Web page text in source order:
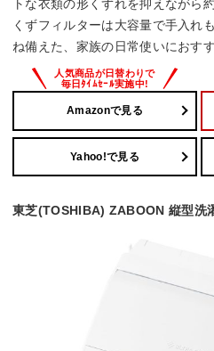
トな衣類の形くずれを抑えながら
くずフィルターは大容量で手入れ
ね備えた、家族の日常使いにおす
Amazonで見る
Yahoo!で見る
東芝(TOSHIBA) ZABOON 縦型洗